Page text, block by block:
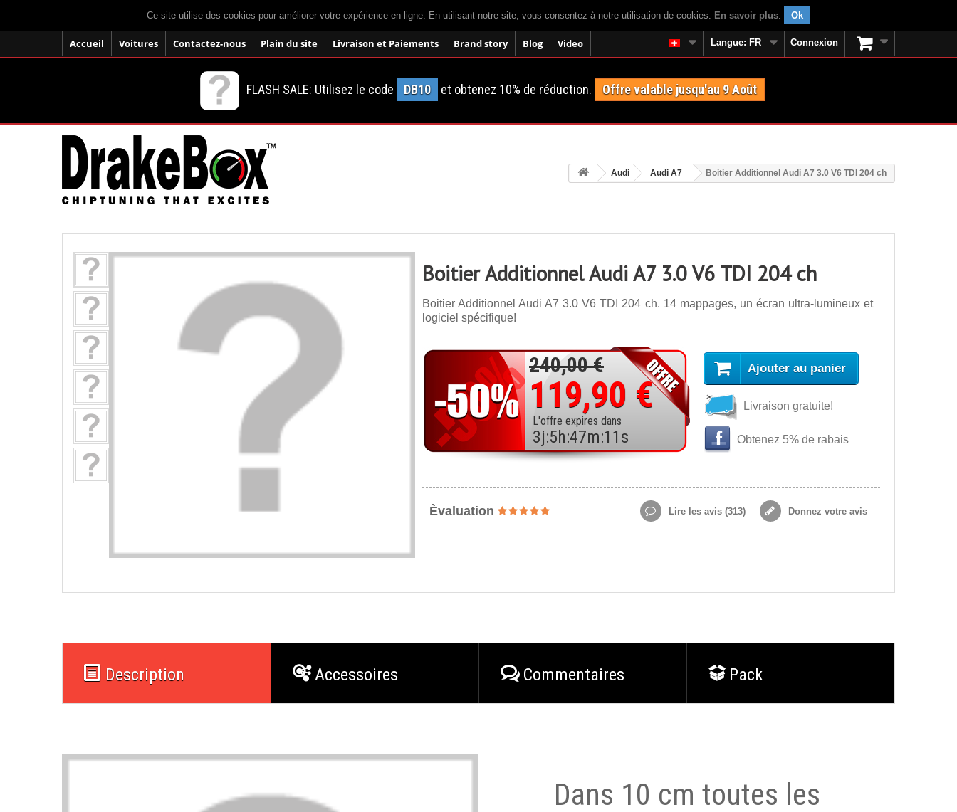
Ce site utilise des cookies pour améliorer votre expérience en ligne. En utilisant notre site, vous consentez à notre utilisation de cookies. En savoir plus. Ok
Accueil Voitures Contactez-nous Plain du site Livraison et Paiements Brand story Blog Video Connexion
Langue: FR
FLASH SALE: Utilisez le code DB10 et obtenez 10% de réduction. Offre valable jusqu'au 9 Août
Audi Audi A7 Boitier Additionnel Audi A7 3.0 V6 TDI 204 ch
Boitier Additionnel Audi A7 3.0 V6 TDI 204 ch
Boitier Additionnel Audi A7 3.0 V6 TDI 204 ch. 14 mappages, un écran ultra-lumineux et
logiciel spécifique!
240,00 €
119,90 €
L'offre expires dans
3j:5h:47m:10 s
Ajouter au panier
Livraison gratuite!
Obtenez 5% de rabais
Èvaluation Lire les avis (313) Donnez votre avis
Description Accessoires Commentaires Pack
Dans 10 cm toutes les